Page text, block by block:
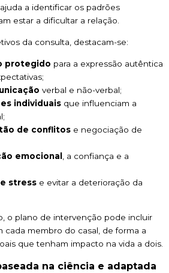
a identificar os padrões
estar a dificultar a relação.
da consulta, destacam-se:
protegido para a expressão autêntica
verbal e não-verbal;
individuais que influenciam a
de conflitos e negociação de
emocional
, a confiança e a
stress e evitar a deterioração da
o plano de intervenção pode incluir
cada membro do casal, de forma a
que tenham impacto na vida a dois.
na ciência e adaptada